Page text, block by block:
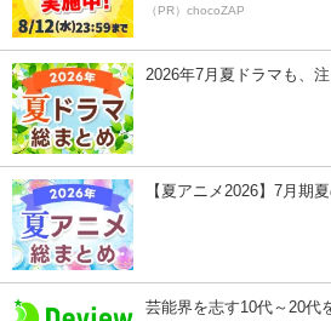
（PR）chocoZAP
2026年7月夏ドラマも、
【夏アニメ2026】7月期
芸能界を志す10代～20代